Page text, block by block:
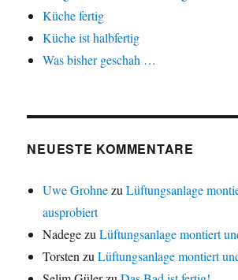
Küche fertig
Küche ist halbfertig
Was bisher geschah …
NEUESTE KOMMENTARE
Uwe GrohnezuLüftungsanlage
ausprobiert
NadegezuLüftungsanlage montiert
Torsten zuLüftungsanlage montiert